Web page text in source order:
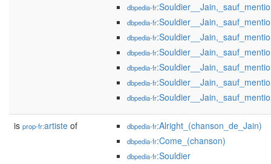
dbpedia-fr
dbpedia-fr
dbpedia-fr
dbpedia-fr
dbpedia-fr
dbpedia-fr
dbpedia-fr
is prop-fr:artiste of dbpedia-fr:Alright_(chanson_de_Jain)
dbpedia-fr:Come_(chanson)
dbpedia-fr:Souldier